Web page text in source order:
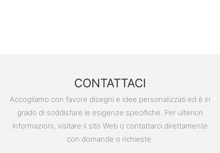
CONTATTACI
Accogliamo con favore disegni e idee personalizzati ed è in
grado di soddisfare le esigenze specifiche. Per ulteriori
informazioni, visitare il sito Web o contattarci direttamente
con domande o richieste.